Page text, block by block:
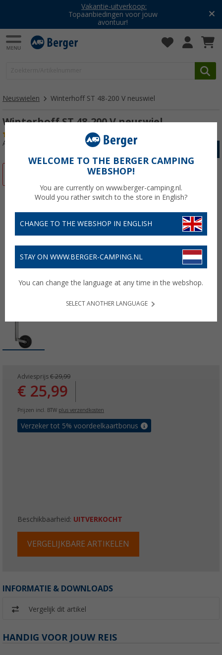
Vakantie-uitverkoop:
Topaanbiedingen voor jouw
avontuur!
Neuswielen Winterhoff ST 48-200 V neuswiel
Winterhoff ST 48-200 V neuswiel
Artikelnr: 169360
Adviesprijs € 29,99
€ 25,99
Prijzen incl. BTW plus verzendkosten
Verzeker tot 5% voordeelkaartbonus
Beschikbaarheid: UITVERKOCHT
VERGELIJKBARE ARTIKELEN
INFORMATIE & DOWNLOADS
Vergelijk dit artikel
HANDIG VOOR JOUW REIS
WELCOME TO THE BERGER CAMPING
WEBSHOP!
You are currently on www.berger-camping.nl.
Would you rather switch to the store in English?
CHANGE TO THE WEBSHOP IN ENGLISH
STAY ON WWW.BERGER-CAMPING.NL
You can change the language at any time in the webshop.
SELECT ANOTHER LANGUAGE